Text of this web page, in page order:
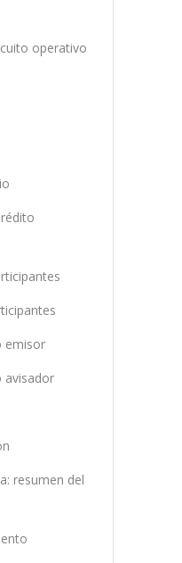
operativo
emisor
avisador
resumen del